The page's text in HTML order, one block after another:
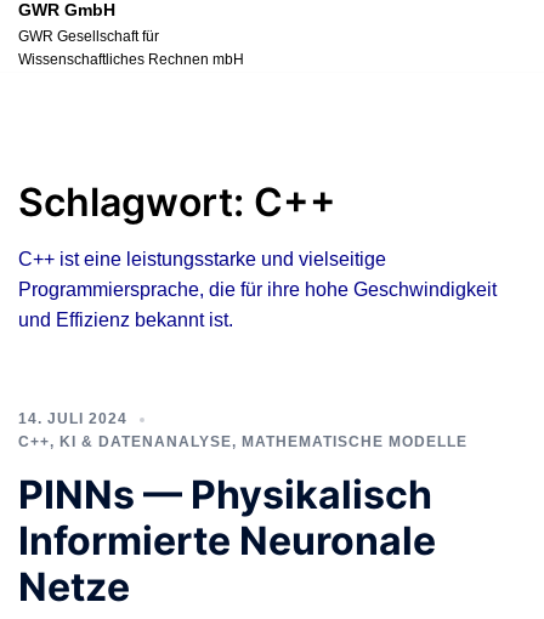
Zum
Inhalt
GWR GmbH
GWR Gesellschaft für
Wissenschaftliches Rechnen mbH
Schlagwort: C++
C++ ist eine leistungsstarke und vielseitige
Programmiersprache, die für ihre hohe Geschwindigkeit
und Effizienz bekannt ist.
14. JULI 2024
C++, KI & DATENANALYSE, MATHEMATISCHE MODELLE
PINNs — Physikalisch
Informierte Neuronale
Netze